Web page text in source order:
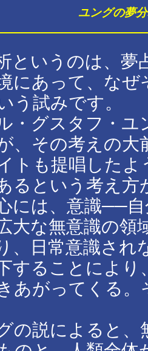
ユングの夢
というのは、夢
にあって、な
う試みです。
・グスタフ・ユ
、その考えの
トも提唱した
るという考え方
には、意識──自
大な無意識の領
、日常意識され
することにより
あがってくる
の説によると、